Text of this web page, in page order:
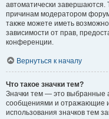
автоматически
причинам модератором
также можете иметь
зависимости от прав,
конференции.
Вернуться к началу
Что такое значки тем?
Значки тем — это выбранные
сообщениями и отражающие
использования значков тем